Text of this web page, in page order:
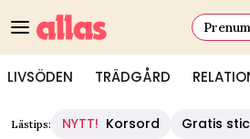
LIVSÖDEN TRÄDGÅRD
Lästips: NYTT! Korsord Gratis